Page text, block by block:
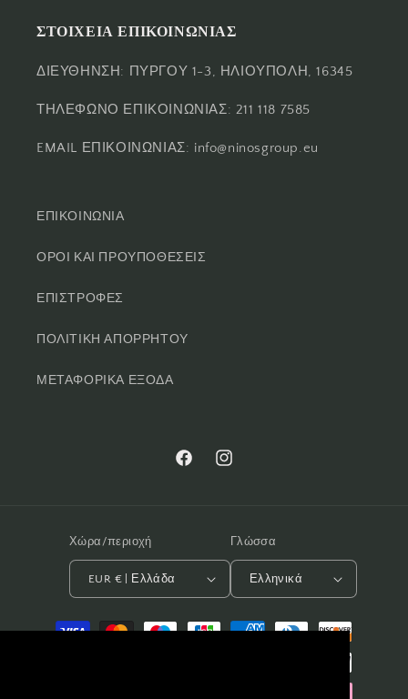
ΣΤΟΙΧΕΙΑ ΕΠΙΚΟΙΝΩΝΙΑΣ
ΔΙΕΥΘΗΝΣΗ: ΠΥΡΓΟΥ 1-3, ΗΛΙΟΥΠΟΛΗ, 16345
ΤΗΛΕΦΩΝΟ ΕΠΙΚΟΙΝΩΝΙΑΣ: 211 118 7585
EMAIL ΕΠΙΚΟΙΝΩΝΙΑΣ: info@ninosgroup.eu
ΕΠΙΚΟΙΝΩΝΙΑ
ΟΡΟΙ ΚΑΙ ΠΡΟΥΠΟΘΕΣΕΙΣ
ΕΠΙΣΤΡΟΦΕΣ
ΠΟΛΙΤΙΚΗ ΑΠΟΡΡΗΤΟΥ
ΜΕΤΑΦΟΡΙΚΑ ΕΞΟΔΑ
FacebookInstagram
Χώρα/περιοχή
EUR € | Ελλάδα
Γλώσσα
Ελληνικά
Μέθοδοι